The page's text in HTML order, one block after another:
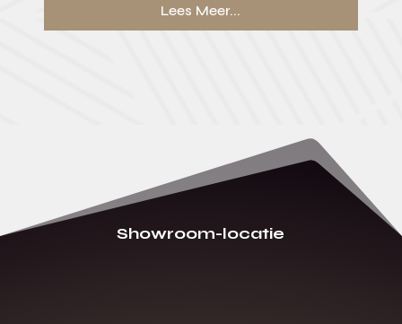
Lees Meer...
Showroom-locatie